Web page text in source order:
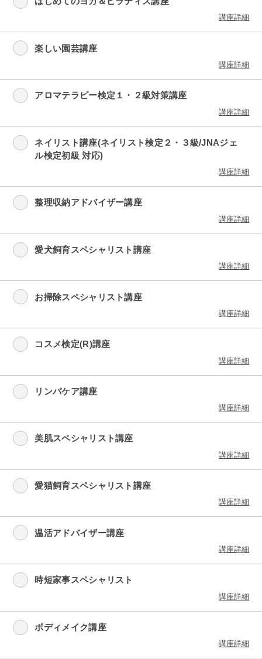
講座詳細
楽しい園芸講座
講座詳細
アロマテラピー検定１・２級対策講座
講座詳細
ネイリスト講座(ネイリスト検定２・３級/JNAジェ
ル検定初級 対応)
講座詳細
整理収納アドバイザー講座
講座詳細
愛犬飼育スペシャリスト講座
講座詳細
お掃除スペシャリスト講座
講座詳細
コスメ検定(R)講座
講座詳細
リンパケア講座
講座詳細
美肌スペシャリスト講座
講座詳細
愛猫飼育スペシャリスト講座
講座詳細
温活アドバイザー講座
講座詳細
時短家事スペシャリスト
講座詳細
ボディメイク講座
講座詳細